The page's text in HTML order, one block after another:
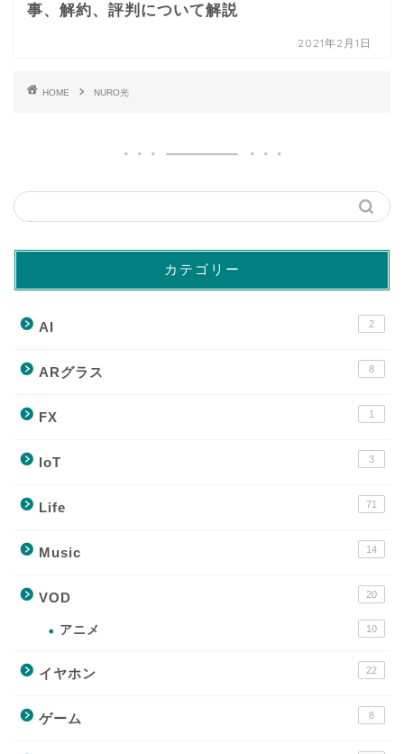
事、解約、評判について解説
2021年2月1日
HOME NURO光
カテゴリー
AI 2
ARグラス 8
FX 1
IoT 3
Life 71
Music 14
VOD 20
アニメ 10
イヤホン 22
ゲーム 8